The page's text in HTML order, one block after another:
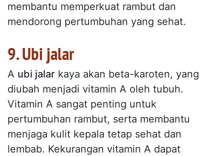
membantu memperkuat rambut dan
mendorong pertumbuhan yang sehat.
9. Ubi jalar
A ubi jalar kaya akan beta-karoten, yang
diubah menjadi vitamin A oleh tubuh.
Vitamin A sangat penting untuk
pertumbuhan rambut, serta membantu
menjaga kulit kepala tetap sehat dan
lembab. Kekurangan vitamin A dapat